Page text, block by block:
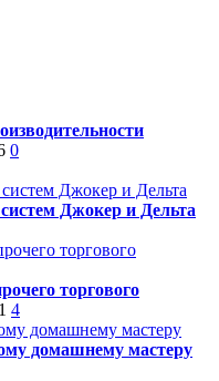
0
Джокер и Дельта
торгового
4
домашнему мастеру